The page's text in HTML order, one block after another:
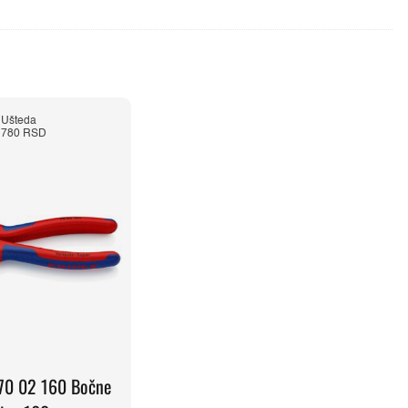
Ušteda
780 RSD
02 160 Bočne